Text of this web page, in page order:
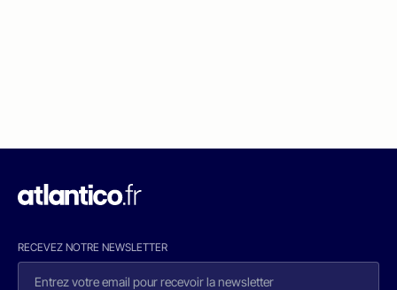
RECEVEZ NOTRE NEWSLETTER